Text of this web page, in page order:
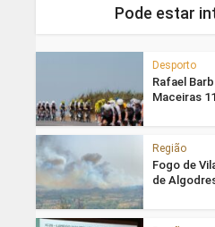
Pode estar
Desporto
Rafael
Maceiras
Região
Fogo de
de